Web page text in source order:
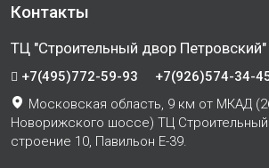
Контакты
ТЦ "Строительный двор Петровский"
+7(495)772-59-93
+7(926)574-34-
Московская область, 9 км от МКАД
Новорижского шоссе) ТЦ
строение 10, Павильон Е-39.